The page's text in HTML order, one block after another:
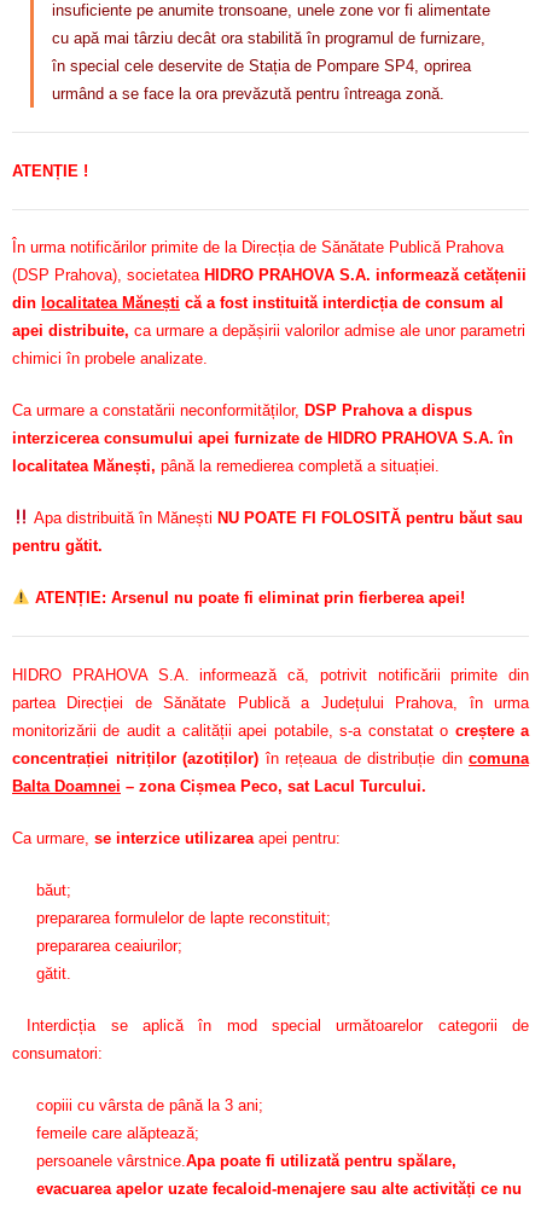
insuficiente pe anumite tronsoane, unele zone vor fi alimentate
cu apă mai târziu decât ora stabilită în programul de furnizare,
în special cele deservite de Stația de Pompare SP4, oprirea
urmând a se face la ora prevăzută pentru întreaga zonă.
ATENȚIE !
În urma notificărilor primite de la Direcția de Sănătate Publică Prahova
(DSP Prahova), societatea HIDRO PRAHOVA S.A. informează cetățenii
din localitatea Mănești că a fost instituită interdicția de consum al
apei distribuite, ca urmare a depășirii valorilor admise ale unor parametri
chimici în probele analizate.
Ca urmare a constatării neconformităților, DSP Prahova a dispus
interzicerea consumului apei furnizate de HIDRO PRAHOVA S.A. în
localitatea Mănești, până la remedierea completă a situației.
Apa distribuită în Mănești NU POATE FI FOLOSITĂ pentru băut sau
pentru gătit.
ATENȚIE: Arsenul nu poate fi eliminat prin fierberea apei!
HIDRO PRAHOVA S.A. informează că, potrivit notificării primite din
partea Direcției de Sănătate Publică a Județului Prahova, în urma
monitorizării de audit a calității apei potabile, s-a constatat o creștere a
concentrației nitriților (azotiților) în rețeaua de distribuție din comuna
Balta Doamnei – zona Cișmea Peco, sat Lacul Turcului.
Ca urmare, se interzice utilizarea apei pentru:
băut;
prepararea formulelor de lapte reconstituit;
prepararea ceaiurilor;
gătit.
Interdicția se aplică în mod special următoarelor categorii de
consumatori:
copiii cu vârsta de până la 3 ani;
femeile care alăptează;
persoanele vârstnice. Apa poate fi utilizată pentru spălare,
evacuarea apelor uzate fecaloid-menajere sau alte activități ce nu